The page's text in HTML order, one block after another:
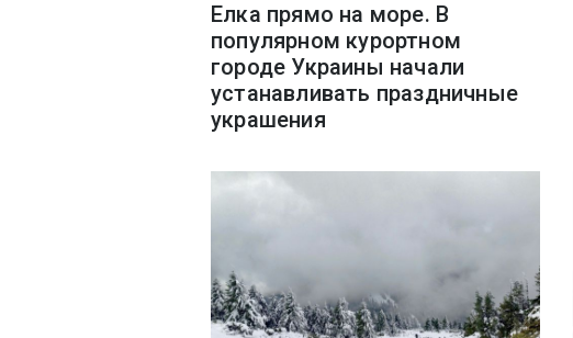
Елка прямо на море. В
популярном курортном
городе Украины начали
устанавливать праздничные
украшения